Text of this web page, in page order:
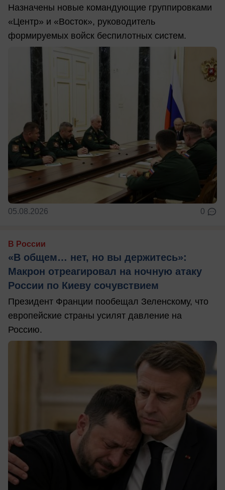
Назначены новые командующие группировками
«Центр» и «Восток», руководитель
формируемых войск беспилотных систем.
05.08.2026 0
В России
«В общем… нет, но вы держитесь»:
Макрон отреагировал на ночную атаку
России по Киеву сочувствием
Президент Франции пообещал Зеленскому, что
европейские страны усилят давление на
Россию.